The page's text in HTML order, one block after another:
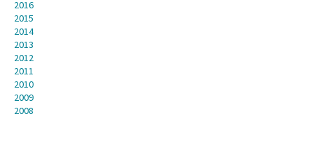
2016
2015
2014
2013
2012
2011
2010
2009
2008